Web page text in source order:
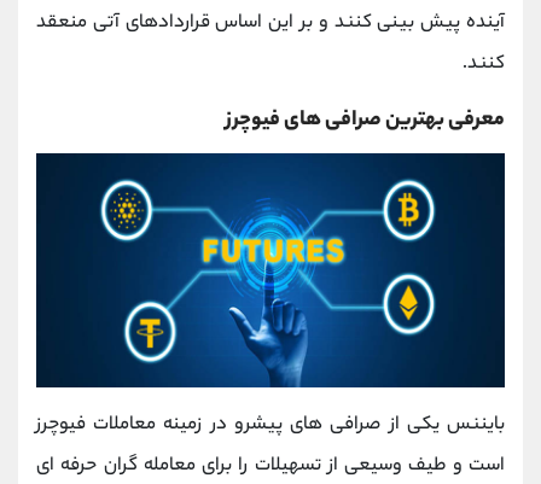
آینده پیش بینی کنند و بر این اساس قراردادهای آتی منعقد
کنند.
معرفی بهترین صرافی های فیوچرز
بایننس یکی از صرافی های پیشرو در زمینه معاملات فیوچرز
است و طیف وسیعی از تسهیلات را برای معامله گران حرفه ای